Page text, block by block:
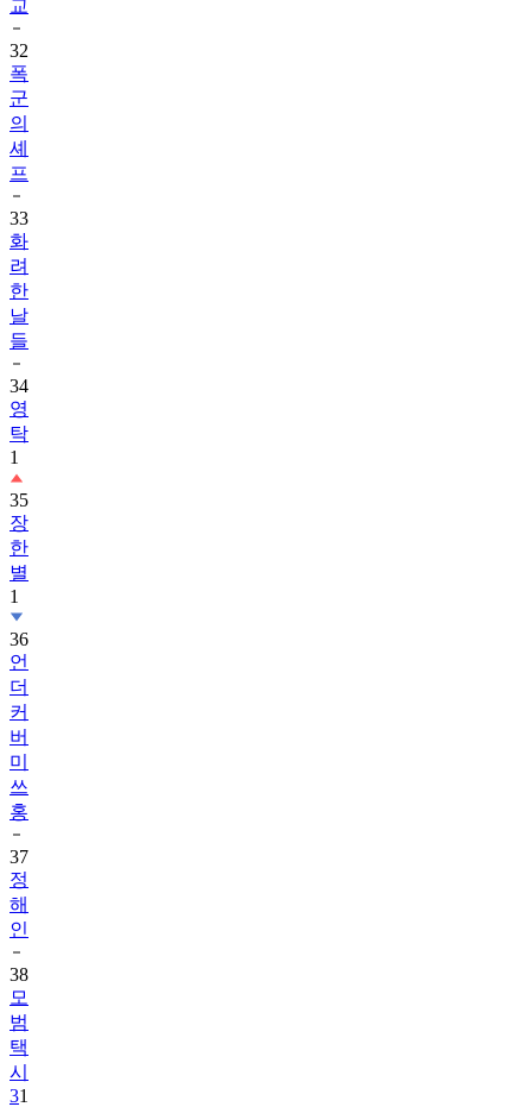
교
32
폭
군
의
셰
프
33
화
려
한
날
들
34
영
탁
1
35
장
한
별
1
36
언
더
커
버
미
쓰
홍
37
정
해
인
38
모
범
택
시
31